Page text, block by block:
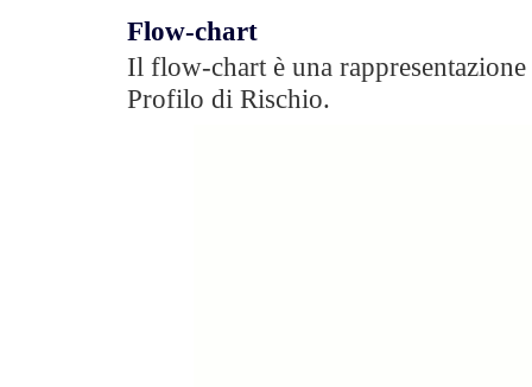
Flow-chart
Il flow-chart è una
Profilo di Rischio.